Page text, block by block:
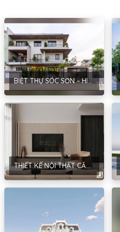
BIỆT THỰ SÓC SƠN – HIỆN ĐẠI – ANH LINH
THIẾT KẾ NỘI THẤT CĂN DỆT LK – PHONG CÁCH HIỆN ĐẠI – LẬP THẠCH – NINH BÌNH